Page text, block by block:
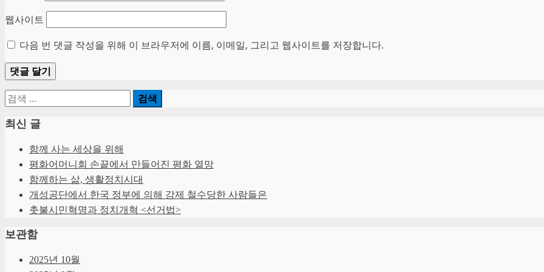
웹사이트
다음 번 댓글 작성을 위해 이 브라우저에 이름, 이메일, 그리고 웹사이트를 저장합니다.
검
최신 글
함께 사는 세상을 위해
평화어머니회 손끝에서 만들어진 평화 열망
함께하는 삶, 생활정치시대
개성공단에서 한국 정부에 의해 강제 철수당한 사람들은
촛불시민혁명과 정치개혁 <선거법>
보관함
2025년 10월